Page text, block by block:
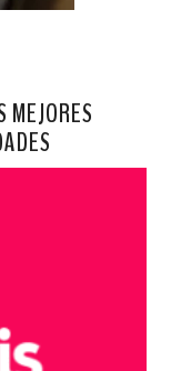
MEJORES